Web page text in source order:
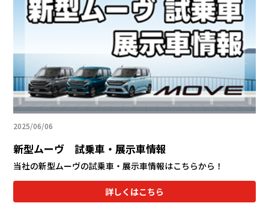
イベント・キャンペーン
ご購入者サポート
アフターサポート
会社情報
リコ
2025/06/06
新型ムーヴ 試乗車・展示車情報
当社の新型ムーヴの試乗車・展示車情報はこちらから！
詳しくはこちら